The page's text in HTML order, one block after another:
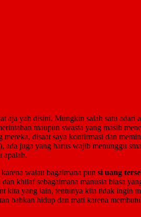
yah disini. Mungkin salah satu adari
maupun swasta yang masih
disaat saya konfirmasi dan
ada juga yang harus wajib menunggu
apalah.
walau bagaimana pun si uang
khilaf sebagaimana manusia biasa
kita yang lain, tentunya kita tidak ingin
bahkan hidup dan mati karena